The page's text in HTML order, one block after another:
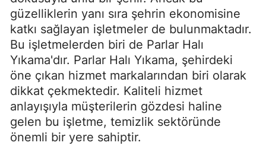
güzelliklerin yanı sıra şehrin ekonomisine
katkı sağlayan işletmeler de bulunmaktadır.
Bu işletmelerden biri de Parlar Halı
Yıkama'dır. Parlar Halı Yıkama, şehirdeki
öne çıkan hizmet markalarından biri olarak
dikkat çekmektedir. Kaliteli hizmet
anlayışıyla müşterilerin gözdesi haline
gelen bu işletme, temizlik sektöründe
önemli bir yere sahiptir.